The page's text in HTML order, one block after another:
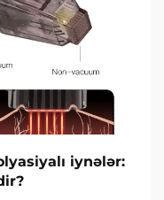
iynələr: